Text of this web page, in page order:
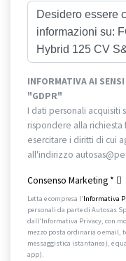
INFORMATIVA AI
"GDPR"
I dati personali acquisiti
rispondere alla richiesta
esercitare i diritti di cui
all'indirizzo
Consenso Marketing *
Letta e compresa l’Informativa
personali da parte di Autosas
dall’Informativa Privacy, con
mezzo posta ordinaria o email,
messaggistica istantanea), e
app).